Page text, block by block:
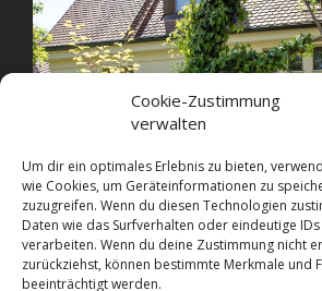
Cookie-Zustimmung
verwalten
Um dir ein optimales Erlebnis zu bieten,
wie Cookies, um Geräteinformationen zu
zuzugreifen. Wenn du diesen Technologien
Daten wie das Surfverhalten oder eindeutige
verarbeiten. Wenn du deine Zustimmung nicht
zurückziehst, können bestimmte Merkmale und
beeinträchtigt werden.